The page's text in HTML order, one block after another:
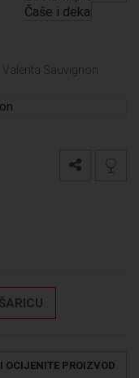
Valenta Sauvignon
OCIJENITE PROIZVOD